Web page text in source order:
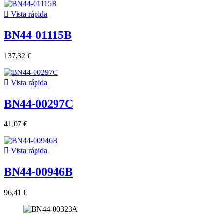
 Vista rápida
BN44-01115B
137,32 €
 Vista rápida
BN44-00297C
41,07 €
 Vista rápida
BN44-00946B
96,41 €